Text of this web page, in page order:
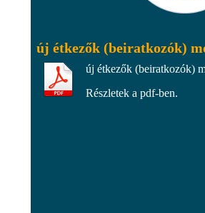
új étkezők (beiratkozók)
új étkezők (beiratkozók)
Részletek a pdf-ben.